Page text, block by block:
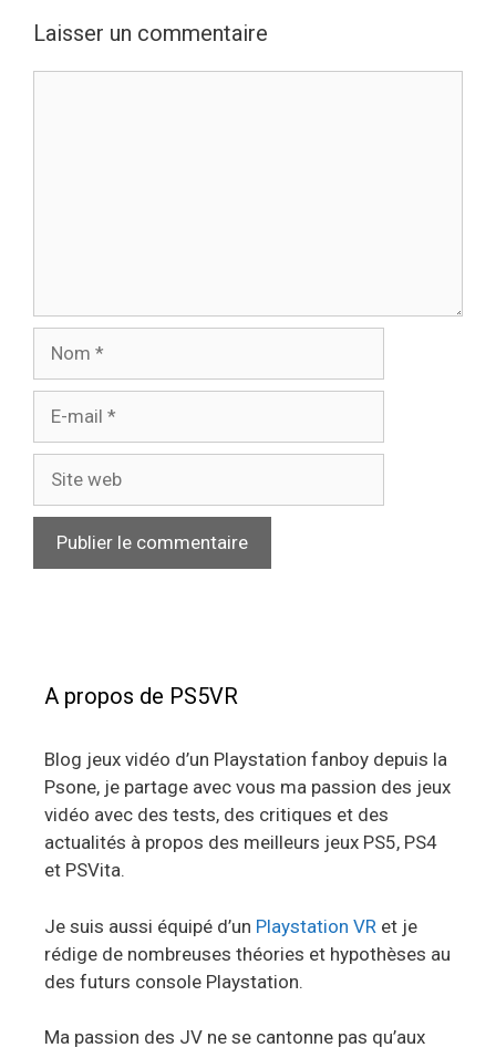
Laisser un commentaire
A propos de PS5VR
Blog jeux vidéo d’un Playstation fanboy depuis la
Psone, je partage avec vous ma passion des jeux
vidéo avec des tests, des critiques et des
actualités à propos des meilleurs jeux PS5, PS4
et PSVita.
Je suis aussi équipé d’un Playstation VR et je
rédige de nombreuses théories et hypothèses au
des futurs console Playstation.
Ma passion des JV ne se cantonne pas qu’aux